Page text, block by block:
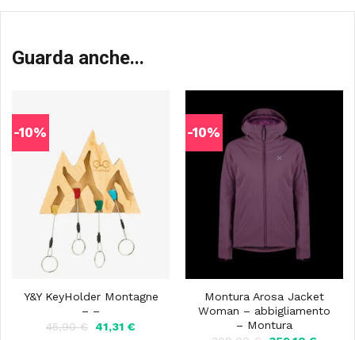
Guarda anche...
-10%
Y&Y KeyHolder Montagne
– –
45,90€
Il
41,31€Il
-10%
Montura Arosa Jacket
Woman – abbigliamento
– Montura